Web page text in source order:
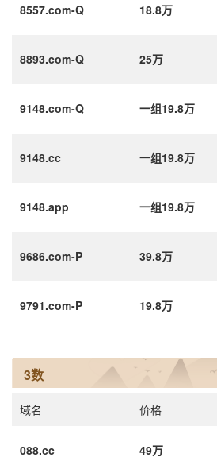
8557.com-Q 18.8万
8893.com-Q 25万
9148.com-Q 一组19.8万
9148.cc 一组19.8万
9148.app 一组19.8万
9686.com-P 39.8万
9791.com-P 19.8万
3数
域名 价格
088.cc 49万